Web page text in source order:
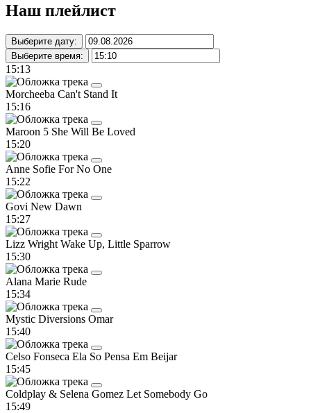
Наш плейлист
Выберите дату:
Выберите время:
15:13
Morcheeba Can't Stand It
15:16
Maroon 5 She Will Be Loved
15:20
Anne Sofie For No One
15:22
Govi New Dawn
15:27
Lizz Wright Wake Up, Little Sparrow
15:30
Alana Marie Rude
15:34
Mystic Diversions Omar
15:40
Celso Fonseca Ela So Pensa Em Beijar
15:45
Coldplay & Selena Gomez Let Somebody Go
15:49